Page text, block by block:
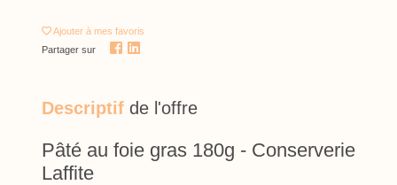
Ajouter à mes favoris
Partager sur
Descriptif de l'offre
Pâté au foie gras 180g - Conserverie
Laffite